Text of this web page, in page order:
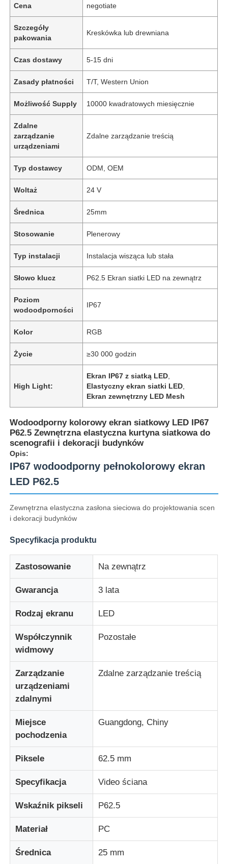
Do domu
Produkty
O nas
Wycieczka po fabryce
Kontrola jakości
Skontaktuj się z nami
Nowości
Wszystkie przypadki
Poproś o wycenę
Cena negotiate
Szczegóły
pakowania
Kreskówka lub drewniana
Czas dostawy 5-15 dni
Zasady płatności T/T, Western Union
Możliwość Supply 10000 kwadratowych miesięcznie
Zdalne
zarządzanie
urządzeniami
Zdalne zarządzanie treścią
Typ dostawcy ODM, OEM
Woltaż 24 V
Średnica 25mm
Stosowanie Plenerowy
Typ instalacji Instalacja wisząca lub stała
Słowo klucz P62.5 Ekran siatki LED na zewnątrz
Poziom
wodoodporności
IP67
Kolor RGB
Życie ≥30 000 godzin
High Light:
Ekran IP67 z siatką LED
Elastyczny ekran siatki LED
Ekran zewnętrzny LED Mesh
Wodoodporny kolorowy ekran siatkowy LED IP67
P62.5 Zewnętrzna elastyczna kurtyna siatkowa do
scenografii i dekoracji budynków
Opis:
IP67 wodoodporny pełnokolorowy ekran
LED P62.5
Zewnętrzna elastyczna zasłona sieciowa do projektowania scen
i dekoracji budynków
Specyfikacja produktu
Zastosowanie Na zewnątrz
Gwarancja 3 lata
Rodzaj ekranu LED
Współczynnik
widmowy
Pozostałe
Zarządzanie
urządzeniami
zdalnymi
Zdalne zarządzanie treścią
Miejsce
pochodzenia
Guangdong, Chiny
Piksele 62.5 mm
Specyfikacja Video ściana
Wskaźnik pikseli P62.5
Materiał PC
Średnica 25 mm